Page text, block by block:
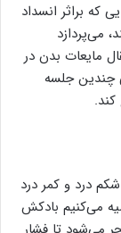
که براثر انسداد
می‌پردازد
مایعات بدن در
چندین جلسه
درد و کمر درد
می‌کنیم بادکش